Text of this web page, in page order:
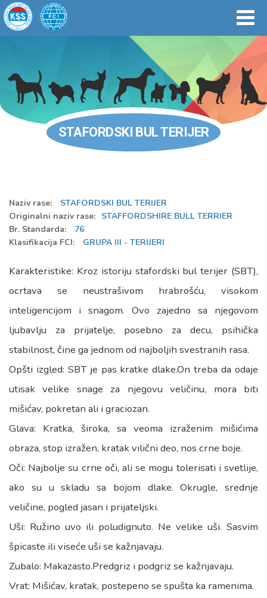
STAFORDSKI BUL TERIJER
Naziv rase:
STAFORDSKI BUL TERIJER
Originalni naziv rase: STAFFORDSHIRE BULL TERRIER
Br. Standarda:
76
Klasifikacija FCI:
GRUPA III - TERIJERI
Karakteristike: Kroz istoriju stafordski bul terijer (SBT),
ocrtava se neustrašivom hrabrošću, visokom
inteligencijom i snagom. Ovo zajedno sa njegovom
ljubavlju za prijatelje, posebno za decu, psihička
stabilnost, čine ga jednom od najboljih svestranih rasa.
Opšti izgled: SBT je pas kratke dlake.On treba da odaje
utisak velike snage za njegovu veličinu, mora biti
mišićav, pokretan ali i graciozan.
Glava: Kratka, široka, sa veoma izraženim mišićima
obraza, stop izražen, kratak vilični deo, nos crne boje.
Oči: Najbolje su crne oči, ali se mogu tolerisati i svetlije,
ako su u skladu sa bojom dlake. Okrugle, srednje
veličine, pogled jasan i prijateljski.
Uši: Ružino uvo ili poludignuto. Ne velike uši. Sasvim
špicaste ili viseće uši se kažnjavaju.
Zubalo: Makazasto.Predgriz i podgriz se kažnjavaju.
Vrat: Mišićav, kratak, postepeno se spušta ka ramenima.